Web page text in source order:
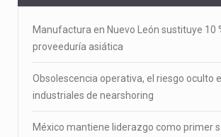
Manufactura en Nuevo León sustituye 10
proveeduría asiática
Obsolescencia operativa, el riesgo oculto
industriales de nearshoring
México mantiene liderazgo como primer